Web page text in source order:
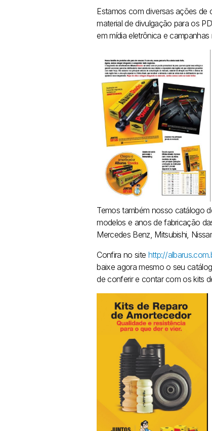
Estamos com diversas ações de
material de divulgação para os
em mídia eletrônica e campanhas
Temos também nosso catálogo
modelos e anos de fabricação
Mercedes Benz, Mitsubishi,
Confira no site http://
baixe agora mesmo o seu
de conferir e contar com os kits